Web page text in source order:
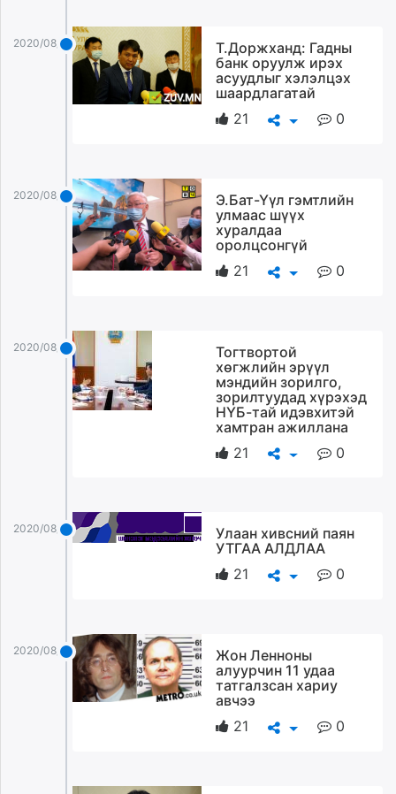
2020/08/27
Т.Доржханд: Гадны
банк оруулж ирэх
асуудлыг хэлэлцэх
шаардлагатай
21
0
2020/08/27
Э.Бат-Үүл гэмтлийн
улмаас шүүх
хуралдаа
оролцсонгүй
21
0
2020/08/27
Тогтвортой
хөгжлийн эрүүл
мэндийн зорилго,
зорилтуудад хүрэхэд
НҮБ-тай идэвхитэй
хамтран ажиллана
21
0
2020/08/27
Улаан хивсний паян
УТГАА АЛДЛАА
21
0
2020/08/27
Жон Ленноны
алуурчин 11 удаа
татгалзсан хариу
авчээ
21
0